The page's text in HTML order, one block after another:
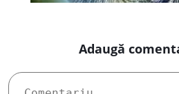
Adaugă